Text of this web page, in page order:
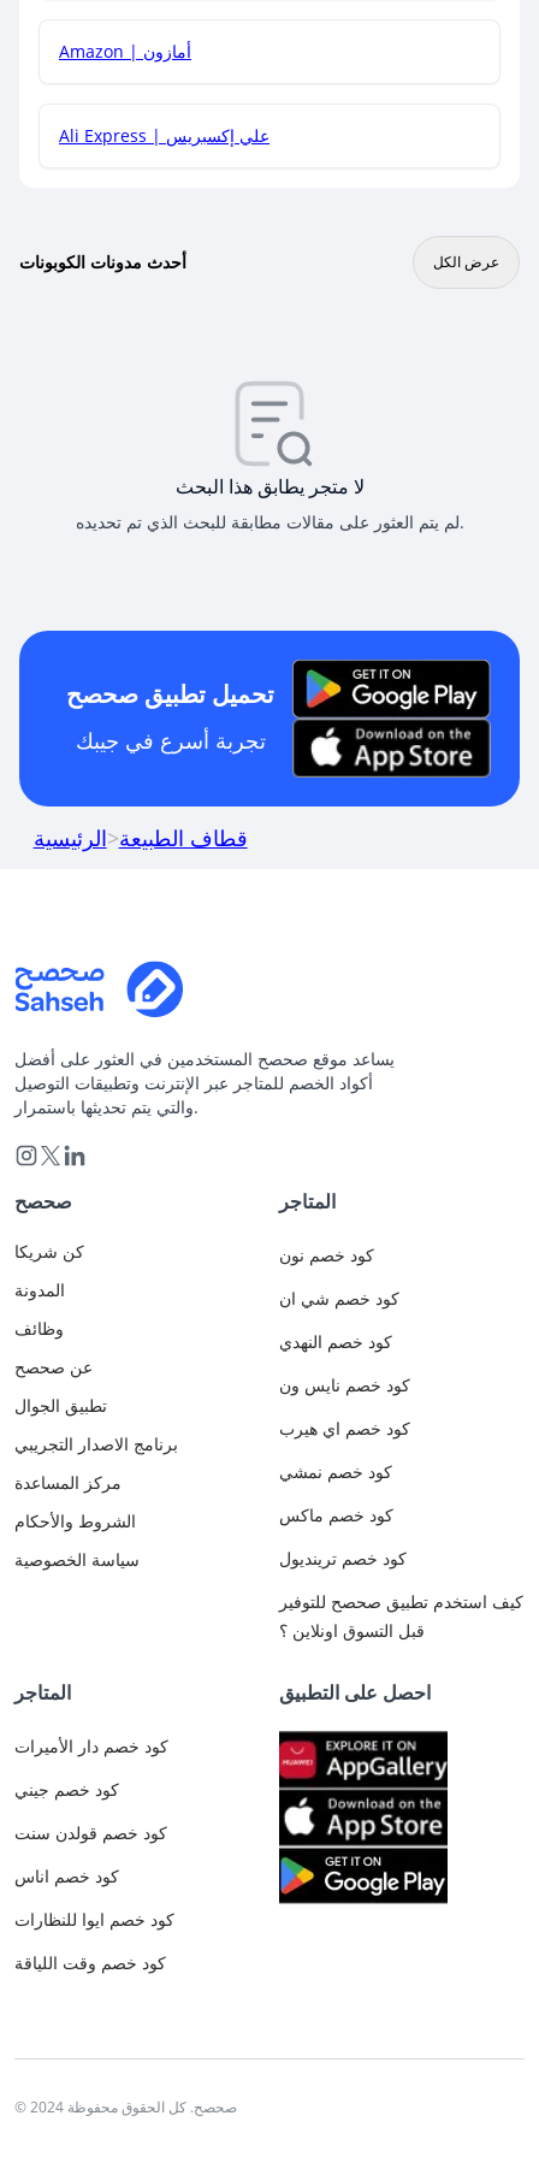
Amazon | أمازون
Ali Express | علي إكسبريس
أحدث مدونات الكوبونات عرض الكل
لا متجر يطابق هذا البحث
لم يتم العثور على مقالات مطابقة للبحث الذي تم تحديده.
تحميل تطبيق صحصح
تجربة أسرع في جيبك
الرئيسية>قطاف الطبيعة
يساعد موقع صحصح المستخدمين في العثور على أفضل
أكواد الخصم للمتاجر عبر الإنترنت وتطبيقات التوصيل
والتي يتم تحديثها باستمرار.
صحصح
كن شريكا
المدونة
وظائف
عن صحصح
تطبيق الجوال
برنامج الاصدار التجريبي
مركز المساعدة
الشروط والأحكام
سياسة الخصوصية
المتاجر
كود خصم نون
كود خصم شي ان
كود خصم النهدي
كود خصم نايس ون
كود خصم اي هيرب
كود خصم نمشي
كود خصم ماكس
كود خصم ترينديول
كيف استخدم تطبيق صحصح للتوفير
قبل التسوق اونلاين ؟
المتاجر
كود خصم دار الأميرات
كود خصم جيني
كود خصم قولدن سنت
كود خصم اناس
كود خصم ايوا للنظارات
كود خصم وقت اللياقة
احصل على التطبيق
© 2024 صحصح. كل الحقوق محفوظة